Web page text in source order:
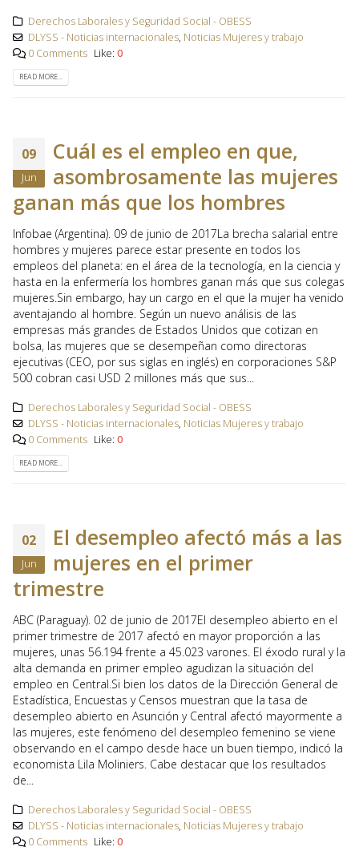
Derechos Laborales y Seguridad Social - OBESS
DLYSS - Noticias internacionales, Noticias Mujeres y trabajo
0 Comments Like: 0
READ MORE...
09
Jun
Cuál es el empleo en que,
asombrosamente las mujeres
ganan más que los hombres
Infobae (Argentina). 09 de junio de 2017La brecha salarial entre
hombres y mujeres parece estar presente en todos los
empleos del planeta: en el área de la tecnología, en la ciencia y
hasta en la enfermería los hombres ganan más que sus colegas
mujeres.Sin embargo, hay un cargo en el que la mujer ha venido
aventajando al hombre. Según un nuevo análisis de las
empresas más grandes de Estados Unidos que cotizan en
bolsa, las mujeres que se desempeñan como directoras
ejecutivas (CEO, por sus siglas en inglés) en corporaciones S&P
500 cobran casi USD 2 millones más que sus...
Derechos Laborales y Seguridad Social - OBESS
DLYSS - Noticias internacionales, Noticias Mujeres y trabajo
0 Comments Like: 0
READ MORE...
02
Jun
El desempleo afectó más a las
mujeres en el primer
trimestre
ABC (Paraguay). 02 de junio de 2017El desempleo abierto en el
primer trimestre de 2017 afectó en mayor proporción a las
mujeres, unas 56.194 frente a 45.023 varones. El éxodo rural y la
alta demanda en primer empleo agudizan la situación del
empleo en Central.Si bien los datos de la Dirección General de
Estadística, Encuestas y Censos muestran que la tasa de
desempleo abierto en Asunción y Central afectó mayormente a
las mujeres, este fenómeno del desempleo femenino se viene
observando en el campo desde hace un buen tiempo, indicó la
economista Lila Moliniers. Cabe destacar que los resultados
de...
Derechos Laborales y Seguridad Social - OBESS
DLYSS - Noticias internacionales, Noticias Mujeres y trabajo
0 Comments Like: 0